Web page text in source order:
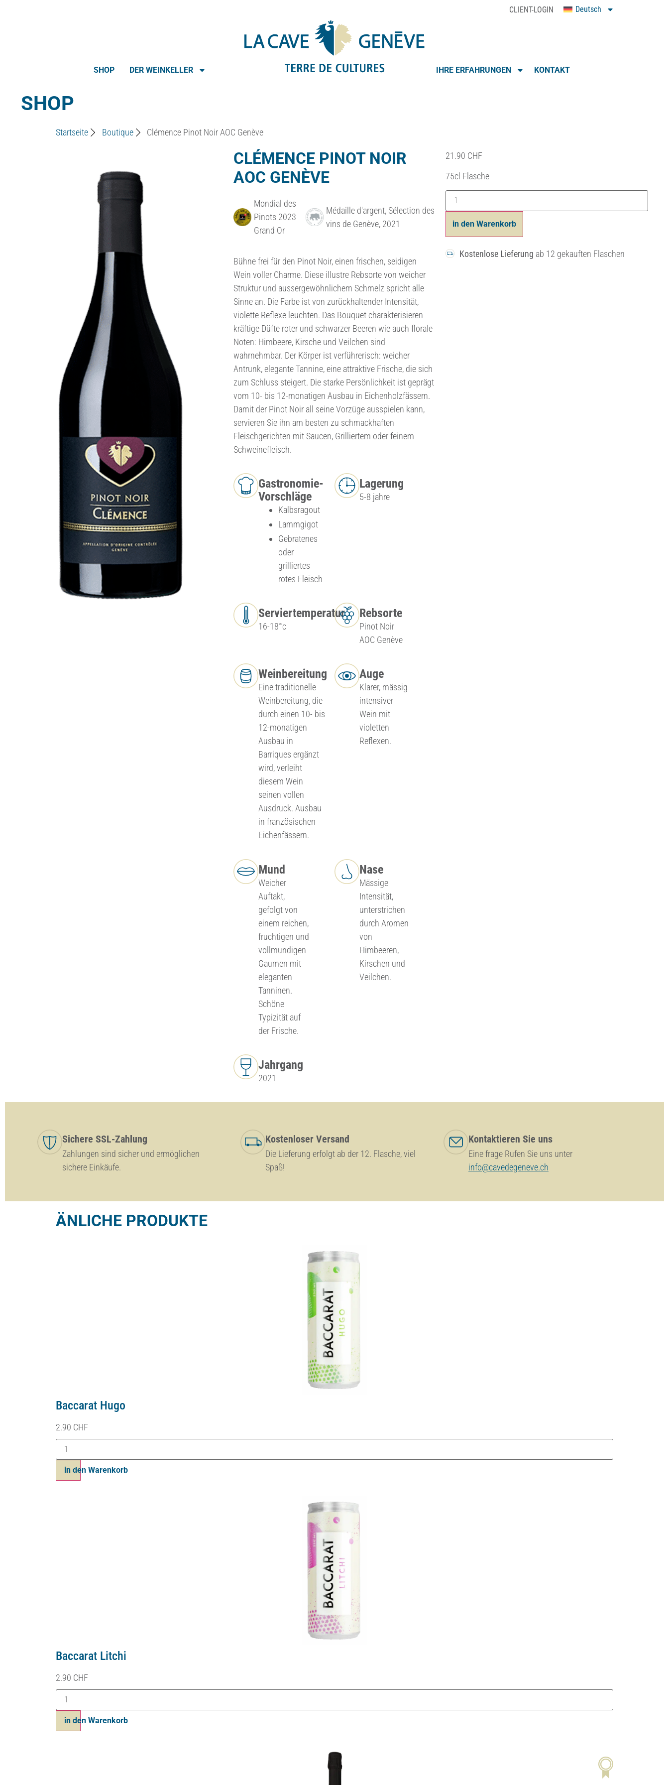
CLIENT-LOGIN Deutsch
SHOP DER WEINKELLER IHRE ERFAHRUNGEN KONTAKT
SHOP
Startseite Boutique Clémence Pinot Noir AOC Genève
CLÉMENCE PINOT NOIR
AOC GENÈVE
Mondial des
Pinots 2023
Grand Or
Médaille d'argent, Sélection des
vins de Genève, 2021
Bühne frei für den Pinot Noir, einen frischen, seidigen
Wein voller Charme. Diese illustre Rebsorte von weicher
Struktur und aussergewöhnlichem Schmelz spricht alle
Sinne an. Die Farbe ist von zurückhaltender Intensität,
violette Reflexe leuchten. Das Bouquet charakterisieren
kräftige Düfte roter und schwarzer Beeren wie auch florale
Noten: Himbeere, Kirsche und Veilchen sind
wahrnehmbar. Der Körper ist verführerisch: weicher
Antrunk, elegante Tannine, eine attraktive Frische, die sich
zum Schluss steigert. Die starke Persönlichkeit ist geprägt
vom 10- bis 12-monatigen Ausbau in Eichenholzfässern.
Damit der Pinot Noir all seine Vorzüge ausspielen kann,
servieren Sie ihn am besten zu schmackhaften
Fleischgerichten mit Saucen, Grilliertem oder feinem
Schweinefleisch.
Gastronomie-
Vorschläge
Kalbsragout
Lammgigot
Gebratenes
oder
grilliertes
rotes Fleisch
Lagerung
5-8 jahre
Serviertemperatur
16-18°c
Rebsorte
Pinot Noir
AOC Genève
Weinbereitung
Eine traditionelle
Weinbereitung, die
durch einen 10- bis
12-monatigen
Ausbau in
Barriques ergänzt
wird, verleiht
diesem Wein
seinen vollen
Ausdruck. Ausbau
in französischen
Eichenfässern.
Auge
Klarer, mässig
intensiver
Wein mit
violetten
Reflexen.
Mund
Weicher
Auftakt,
gefolgt von
einem reichen,
fruchtigen und
vollmundigen
Gaumen mit
eleganten
Tanninen.
Schöne
Typizität auf
der Frische.
Nase
Mässige
Intensität,
unterstrichen
durch Aromen
von
Himbeeren,
Kirschen und
Veilchen.
Jahrgang
2021
21.90 CHF
75cl Flasche
in den Warenkorb
Kostenlose Lieferung ab 12 gekauften Flaschen
Sichere SSL-Zahlung
Zahlungen sind sicher und ermöglichen
sichere Einkäufe.
Kostenloser Versand
Die Lieferung erfolgt ab der 12. Flasche, viel
Spaß!
Kontaktieren Sie uns
Eine frage Rufen Sie uns unter
info@cavedegeneve.ch
ÄNLICHE PRODUKTE
Baccarat Hugo
2.90 CHF
in den Warenkorb
Baccarat Litchi
2.90 CHF
in den Warenkorb